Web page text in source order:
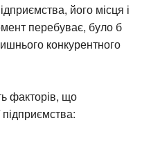
його місця і
перебуває, було б
конкурентного
факторів, що
підприємства: